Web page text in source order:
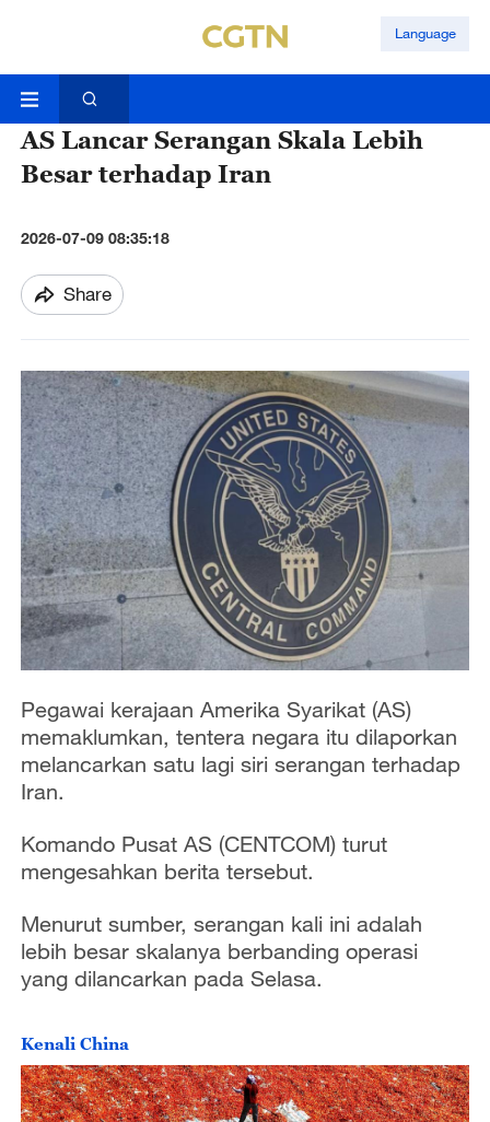
Language
AS Lancar Serangan Skala Lebih
Besar terhadap Iran
2026-07-09 08:35:18
Share
Pegawai kerajaan Amerika Syarikat (AS)
memaklumkan, tentera negara itu dilaporkan
melancarkan satu lagi siri serangan terhadap
Iran.
Komando Pusat AS (CENTCOM) turut
mengesahkan berita tersebut.
Menurut sumber, serangan kali ini adalah
lebih besar skalanya berbanding operasi
yang dilancarkan pada Selasa.
Kenali China